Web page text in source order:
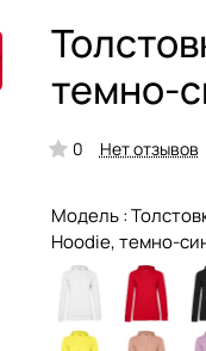
темно-
0 Нет отзывов
Модель :
Hoodie, темно-